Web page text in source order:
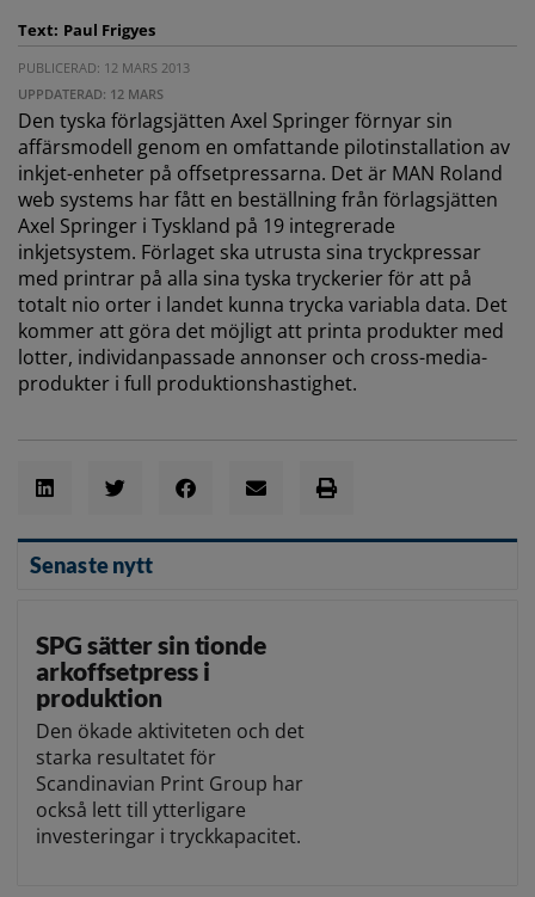
Text: Paul Frigyes
PUBLICERAD: 12 MARS 2013
UPPDATERAD: 12 MARS
Den tyska förlagsjätten Axel Springer förnyar sin
affärsmodell genom en omfattande pilotinstallation av
inkjet-enheter på offsetpressarna. Det är MAN Roland
web systems har fått en beställning från förlagsjätten
Axel Springer i Tyskland på 19 integrerade
inkjetsystem. Förlaget ska utrusta sina tryckpressar
med printrar på alla sina tyska tryckerier för att på
totalt nio orter i landet kunna trycka variabla data. Det
kommer att göra det möjligt att printa produkter med
lotter, individanpassade annonser och cross-media-
produkter i full produktionshastighet.
Senaste nytt
SPG sätter sin tionde
arkoffsetpress i
produktion
Den ökade aktiviteten och det
starka resultatet för
Scandinavian Print Group har
också lett till ytterligare
investeringar i tryckkapacitet.